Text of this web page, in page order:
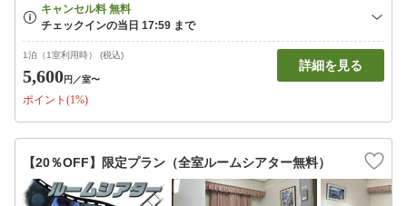
1泊（1室利用時） (税込)
5,600円 ／室〜
ポイント(1%)
詳細を見る
【20％OFF】限定プラン（全室ルームシアター無料）